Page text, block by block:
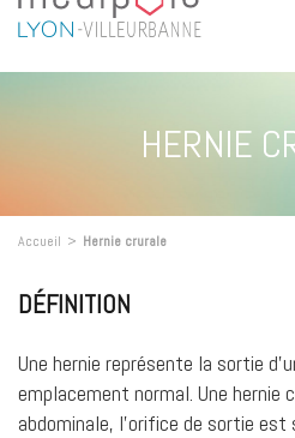
HERNIE
Accueil > Hernie crurale
DÉFINITION
Une hernie représente la sortie
emplacement normal. Une hernie
abdominale, l’orifice de sortie